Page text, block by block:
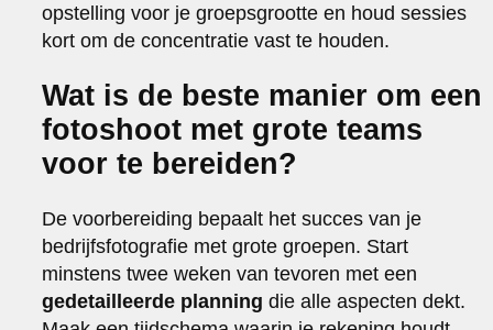
contact
info@markhorn.nl
about
opstelling voor je groepsgrootte en houd sessies
kort om de concentratie vast te houden.
Wat is de beste manier om een
fotoshoot met grote teams
voor te bereiden?
De voorbereiding bepaalt het succes van je
bedrijfsfotografie met grote groepen. Start
minstens twee weken van tevoren met een
gedetailleerde planning die alle aspecten dekt.